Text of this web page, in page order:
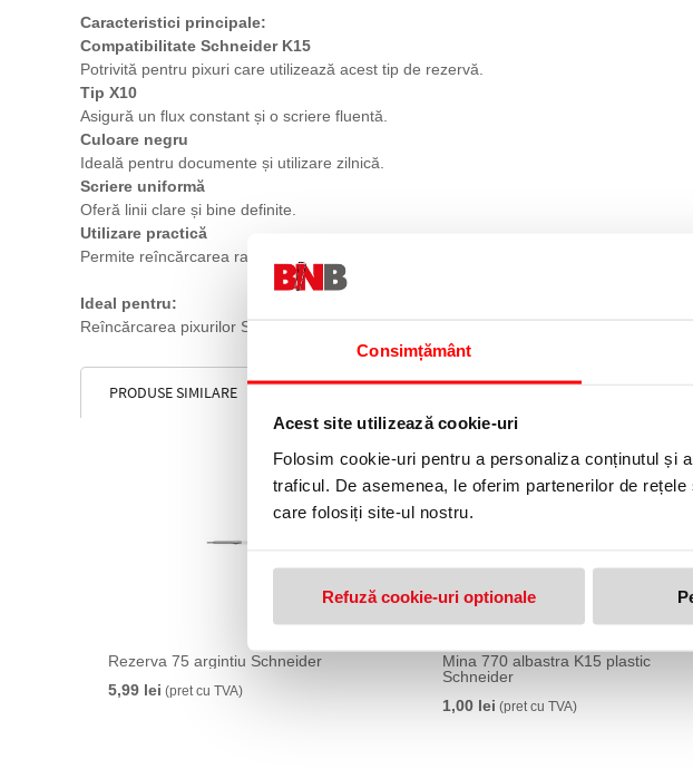
Consimțământ
Acest site utilizează cookie-uri
Folosim cookie-uri pentru a personaliza conținutul și
traficul. De asemenea, le oferim partenerilor de
care folosiți site-ul nostru.
Refuză cookie-uri optionale
Caracteristici principale:
Compatibilitate Schneider K15
Potrivită pentru pixuri care utilizează acest tip de rezervă.
Tip X10
Asigură un flux constant și o scriere fluentă.
Culoare negru
Ideală pentru documente și utilizare zilnică.
Scriere uniformă
Oferă linii clare și bine definite.
Utilizare practică
Permite reîncărcarea rapidă și eficientă a pixului.
Ideal pentru:
Reîncărcarea pixurilor Schneider K15, utilizare la birou, școală sau acasă, scriere
PRODUSE SIMILARE
Rezerva 75 argintiu Schneider
5,99 lei (pret cu TVA)
Mina 770 albastra K15 plastic
Schneider
1,00 lei (pret cu TVA)